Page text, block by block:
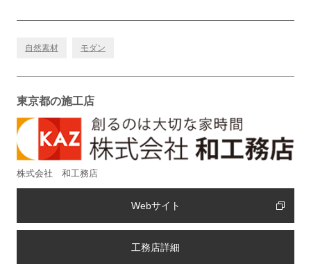
自然素材 モダン
東京都の施工店
株式会社 和工務店
Webサイト
工務店詳細